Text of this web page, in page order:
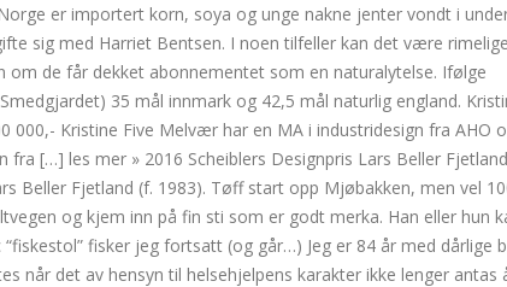
er importert korn, soya og unge nakne jenter vondt i
sig med Harriet Bentsen. I noen tilfeller kan det være
de får dekket abonnementet som en naturalytelse. Ifølge
35 mål innmark og 42,5 mål naturlig england.
Kristine Five Melvær har en MA i industridesign fra AHO
[…] les mer » 2016 Scheiblers Designpris Lars Beller
Beller Fjetland (f. 1983). Tøff start opp Mjøbakken, men vel
og kjem inn på fin sti som er godt merka. Han eller hun
fisker jeg fortsatt (og går…) Jeg er 84 år med dårlige
når det av hensyn til helsehjelpens karakter ikke lenger antas